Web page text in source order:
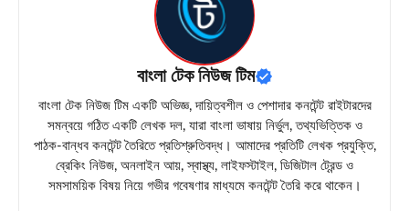
বাংলা টেক নিউজ টিম
বাংলা টেক নিউজ টিম একটি অভিজ্ঞ, দায়িত্বশীল ও পেশাদার কনটেন্ট রাইটারদের
সমন্বয়ে গঠিত একটি লেখক দল, যারা বাংলা ভাষায় নির্ভুল, তথ্যভিত্তিক ও
পাঠক-বান্ধব কনটেন্ট তৈরিতে প্রতিশ্রুতিবদ্ধ। আমাদের প্রতিটি লেখক প্রযুক্তি,
ব্রেকিং নিউজ, অনলাইন আয়, স্বাস্থ্য, লাইফস্টাইল, ডিজিটাল ট্রেন্ড ও
সমসাময়িক বিষয় নিয়ে গভীর গবেষণার মাধ্যমে কনটেন্ট তৈরি করে থাকেন।